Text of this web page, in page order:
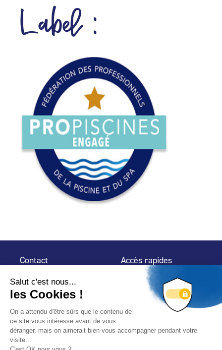
Label :
Contact
75 009 Paris
Accès rapides
Espace Presse
Trouver un
professionnel